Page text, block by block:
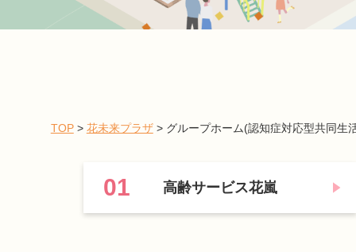
TOP > 花未来プラザ > グループホーム(認知症対応型共同生
01 高齢サービス花嵐